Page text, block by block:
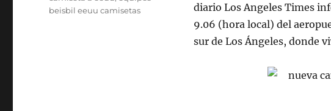
diario Los Angeles Times
9.06 (hora local) del
sur de Los Ángeles, donde
beisbil eeuu camisetas